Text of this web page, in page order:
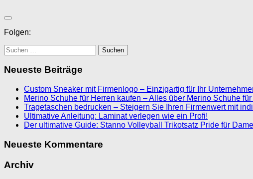
Folgen:
Suchen
nach:
Neueste Beiträge
Custom Sneaker mit Firmenlogo – Einzigartig für Ihr
Merino Schuhe für Herren kaufen – Alles über Merino Schuhe
Tragetaschen bedrucken – Steigern Sie Ihren Firmenwert mit
Ultimative Anleitung: Laminat verlegen wie ein Profi!
Der ultimative Guide: Stanno Volleyball Trikotsatz Pride für
Neueste Kommentare
Archiv